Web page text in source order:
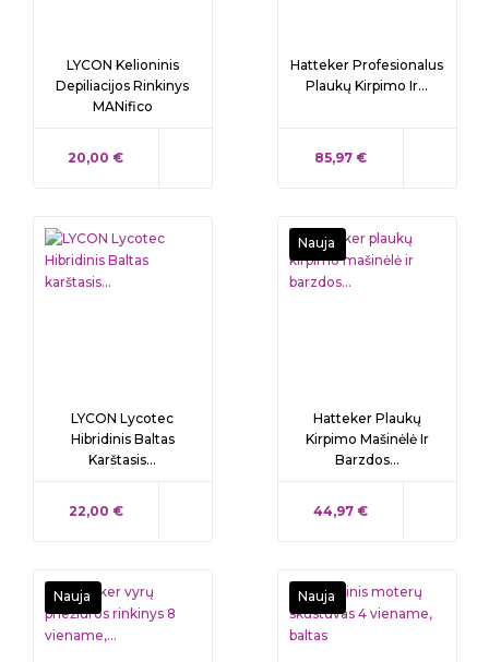
LYCON Kelioninis
Depiliacijos Rinkinys
MANifico
KAINA
20,00 €
Hatteker Profesionalus
Plaukų Kirpimo Ir...
KAINA
85,97 €
LYCON Lycotec
Hibridinis Baltas
Karštasis...
KAINA
22,00 €
Hatteker Plaukų
Kirpimo Mašinėlė Ir
Barzdos...
KAINA
44,97 €
Nauja
Nauja Nauja